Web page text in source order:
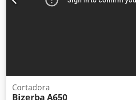
Cortadora
Bizerba A650